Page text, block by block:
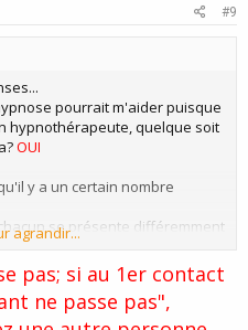
#9
pourrait m'aider puisque
hypnothérapeute, quelque soit
OUI
y a un certain nombre
se présente différemment
de PNL, d'hypnose
symbolique, de
dans la stratégie du
du couple.... etc, etc....
agrandir...
pas; si au 1er contact
ne passe pas",